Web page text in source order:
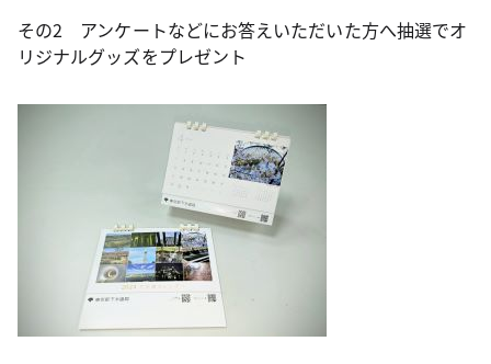
その2 アンケートなどにお答えいただいた方へ抽選でオ
リジナルグッズをプレゼント